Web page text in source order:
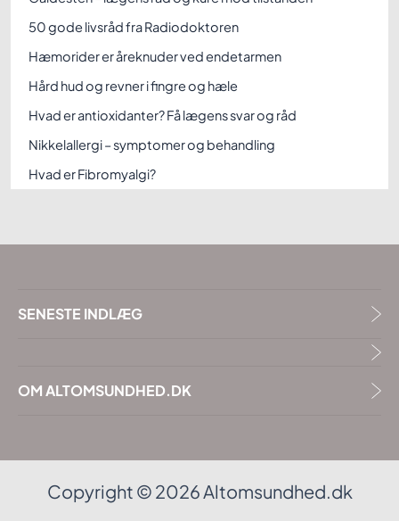
50 gode livsråd fra Radiodoktoren
Hæmorider er åreknuder ved endetarmen
Hård hud og revner i fingre og hæle
Hvad er antioxidanter? Få lægens svar og råd
Nikkelallergi – symptomer og behandling
Hvad er Fibromyalgi?
SENESTE INDLÆG
OM ALTOMSUNDHED.DK
Copyright © 2026 Altomsundhed.dk